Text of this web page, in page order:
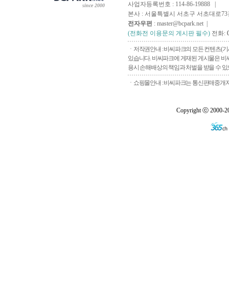
since 2000
사업자등록번호 : 114-86-19888 |
본사 : 서울특별시 서초구 서초대로73
전자우편 : master@bcpark.net |
(전화전 이용문의 게시판 필수) 전화:
ㆍ저작권안내 : 비씨파크의 모든 컨텐츠(
있습니다. 비씨파크에 게재된 게시물은
용시 손해배상의 책임과 처벌을 받을 수
ㆍ쇼핑몰안내 : 비씨파크는 통신판매중개
Copyright ⓒ 2000-